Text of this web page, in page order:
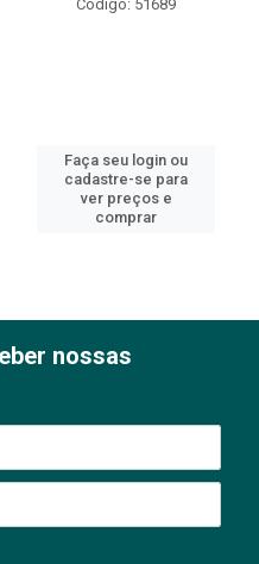
Código: 51689
Faça seu login ou
cadastre-se para
ver preços e
comprar
nossas